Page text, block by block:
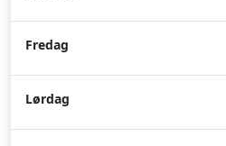
Fredag
Lørdag